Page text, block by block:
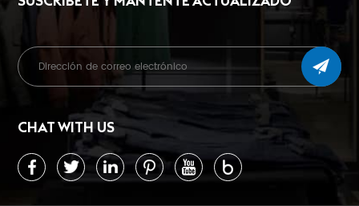
CHAT WITH US